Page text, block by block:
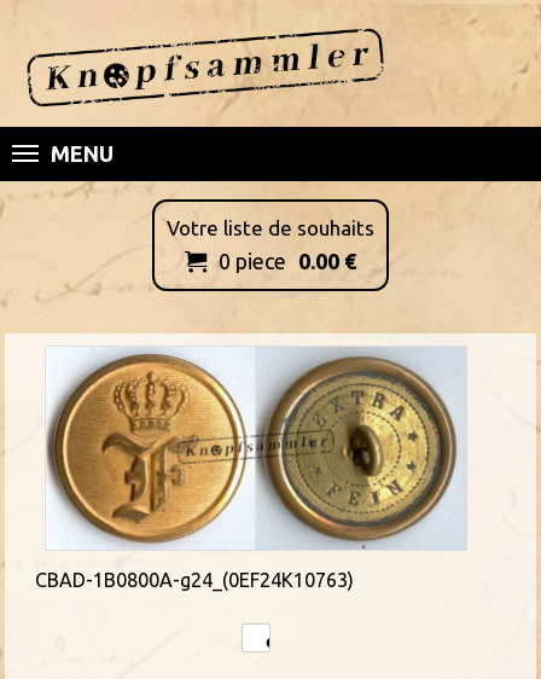
MENU
Votre liste de souhaits
 0 piece 0.00 €
CBAD-1B0800A-g24_(0EF24K10763)